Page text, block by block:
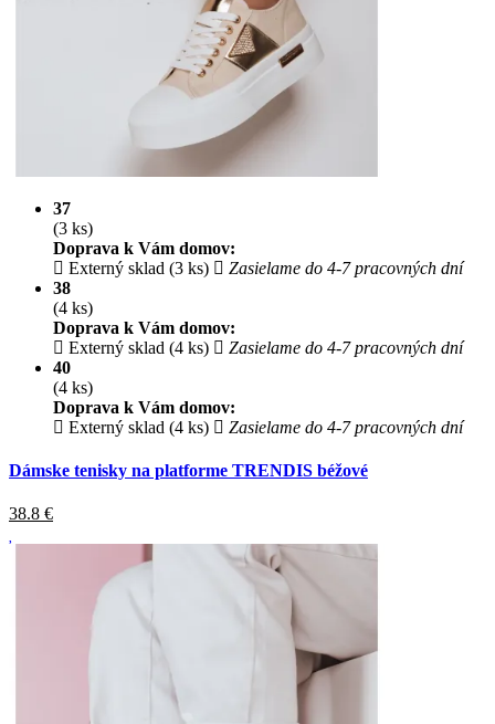
37
(3 ks)
Doprava k Vám domov:
Externý sklad (3 ks)
Zasielame do 4-7 pracovných dní
38
(4 ks)
Doprava k Vám domov:
Externý sklad (4 ks)
Zasielame do 4-7 pracovných dní
40
(4 ks)
Doprava k Vám domov:
Externý sklad (4 ks)
Zasielame do 4-7 pracovných dní
Dámske tenisky na platforme TRENDIS béžové
38.8 €